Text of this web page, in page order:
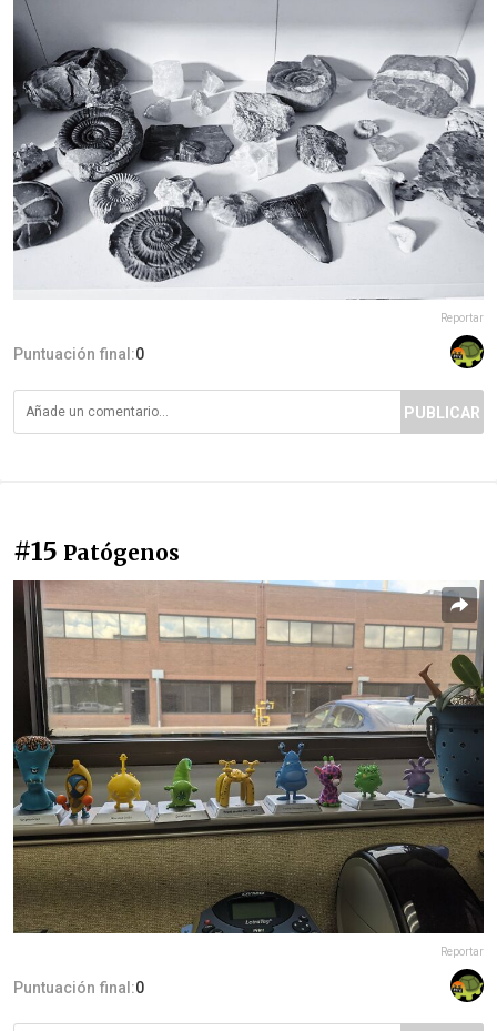
Reportar
Puntuación final:0
PUBLICAR
#15 Patógenos
Reportar
Puntuación final:0